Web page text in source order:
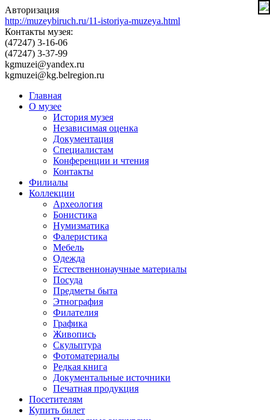
Авторизация
http://muzeybiruch.ru/11-istoriya-muzeya.html
Контакты музея:
(47247) 3-16-06
(47247) 3-37-99
kgmuzei@yandex.ru
kgmuzei@kg.belregion.ru
Главная
О музее
История музея
Независимая оценка
Документация
Специалистам
Конференции и чтения
Контакты
Филиалы
Коллекции
Археология
Бонистика
Нумизматика
Фалеристика
Мебель
Одежда
Естественнонаучные материалы
Посуда
Предметы быта
Этнография
Филателия
Графика
Живопись
Скульптура
Фотоматериалы
Редкая книга
Документальные источники
Печатная продукция
Посетителям
Купить билет